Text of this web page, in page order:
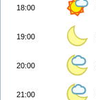
18:00
19:00
20:00
21:00